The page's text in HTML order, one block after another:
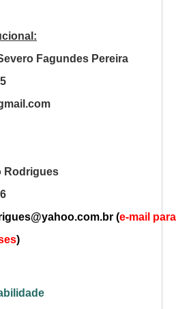
Fagundes Pereira
Rodrigues
(e-mail para
)